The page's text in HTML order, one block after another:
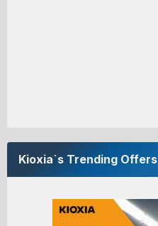
Kioxia`s Trending Offers